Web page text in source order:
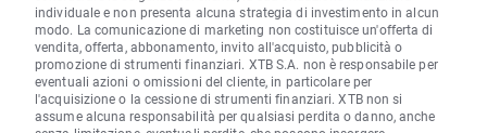
individuale e non presenta alcuna strategia di investimento in alcun
modo. La comunicazione di marketing non costituisce un'offerta di
vendita, offerta, abbonamento, invito all'acquisto, pubblicità o
promozione di strumenti finanziari. XTB S.A. non è responsabile per
eventuali azioni o omissioni del cliente, in particolare per
l'acquisizione o la cessione di strumenti finanziari. XTB non si
assume alcuna responsabilità per qualsiasi perdita o danno, anche